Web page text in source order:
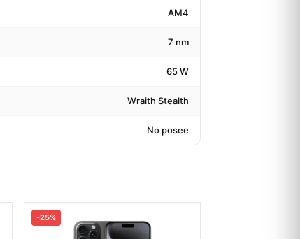
AM4
7 nm
65 W
Wraith Stealth
No posee
-25%